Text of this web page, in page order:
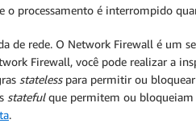
o processamento é interrompido
de rede. O Network Firewall é
Firewall, você pode realizar a
statelesspara permitir ou bloquear
statefulque permitem ou bloqueiam
.